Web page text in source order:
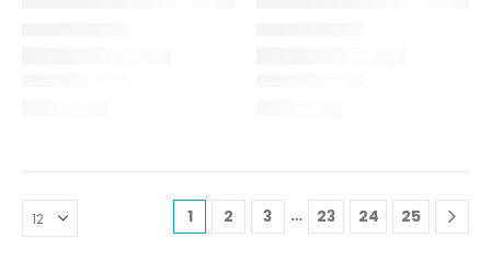
1 2 3 … 23 24 25